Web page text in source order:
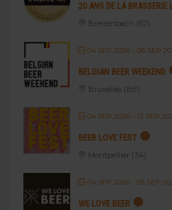
20 ANS DE LA BRASSERIE
Breitenbach (67)
04 SEP 2026- 06 SEP
BELGIAN BEER WEEKEND
Bruxelles (BE)
04 SEP 2026- 12 SEP
BEER LOVE FEST
Montpellier (34)
04 SEP 2026- 05 SEP
WE LOVE BEER